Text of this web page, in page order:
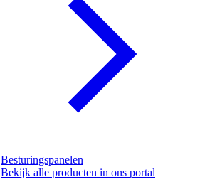
Besturingspanelen
Bekijk alle producten in ons portal